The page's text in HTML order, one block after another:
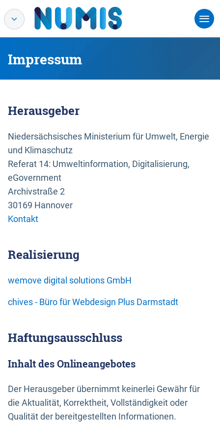
Impressum
Herausgeber
Niedersächsisches Ministerium für Umwelt, Energie
und Klimaschutz
Referat 14: Umweltinformation, Digitalisierung,
eGovernment
Archivstraße 2
30169 Hannover
Kontakt
Realisierung
wemove digital solutions GmbH
chives - Büro für Webdesign Plus Darmstadt
Haftungsausschluss
Inhalt des Onlineangebotes
Der Herausgeber übernimmt keinerlei Gewähr für
die Aktualität, Korrektheit, Vollständigkeit oder
Qualität der bereitgestellten Informationen.